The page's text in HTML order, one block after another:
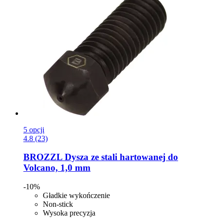
5 opcji
4.8 (23)
BROZZL Dysza ze stali hartowanej do
Volcano, 1,0 mm
-10%
Gładkie wykończenie
Non-stick
Wysoka precyzja